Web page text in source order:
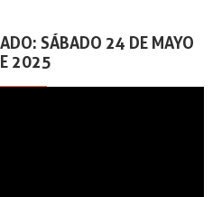
SÁBADO 24 DE MAYO
2025